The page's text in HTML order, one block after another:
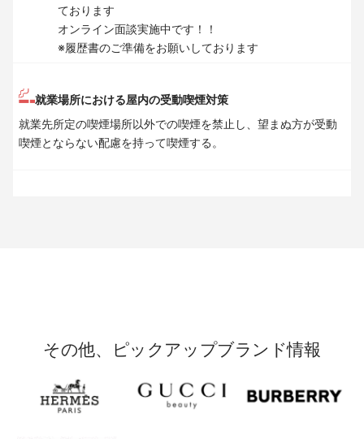
ております
オンライン面談実施中です！！
※履歴書のご準備をお願いしております
就業場所における屋内の受動喫煙対策
就業先所定の喫煙場所以外での喫煙を禁止し、望まぬ方が受動
喫煙とならない配慮を持って喫煙する。
その他、ピックアップブランド情報